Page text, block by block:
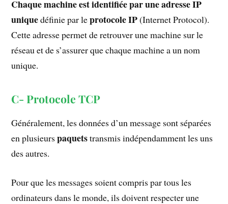
Chaque machine est identifiée par une adresse IP
uniquedéfinie par leprotocole IP(Internet Protocol).
Cette adresse permet de retrouver une machine sur le
réseau et de s’assurer que chaque machine a un nom
unique.
C- Protocole TCP
Généralement, les données d’un message sont séparées
en plusieurspaquetstransmis indépendamment les uns
des autres.
Pour que les messages soient compris par tous les
ordinateurs dans le monde, ils doivent respecter une